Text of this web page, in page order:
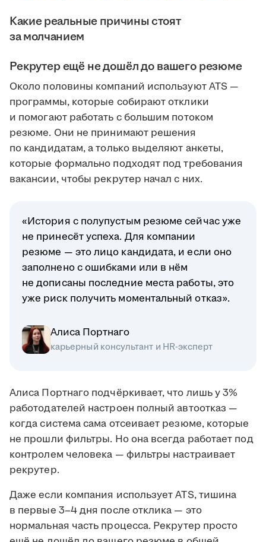
Какие реальные причины стоят
за молчанием
Рекрутер ещё не дошёл до вашего резюме
Около половины компаний используют ATS —
программы, которые собирают отклики
и помогают работать с большим потоком
резюме. Они не принимают решения
по кандидатам, а только выделяют анкеты,
которые формально подходят под требования
вакансии, чтобы рекрутер начал с них.
«История с полупустым резюме сейчас уже
не принесёт успеха. Для компании
резюме — это лицо кандидата, и если оно
заполнено с ошибками или в нём
не дописаны последние места работы, это
уже риск получить моментальный отказ».
Алиса Портнаго
карьерный консультант и HR-эксперт
Алиса Портнаго подчёркивает, что лишь у 3%
работодателей настроен полный автоотказ —
когда система сама отсеивает резюме, которые
не прошли фильтры. Но она всегда работает под
контролем человека — фильтры настраивает
рекрутер.
Даже если компания использует ATS, тишина
в первые 3–4 дня после отклика — это
нормальная часть процесса. Рекрутер просто